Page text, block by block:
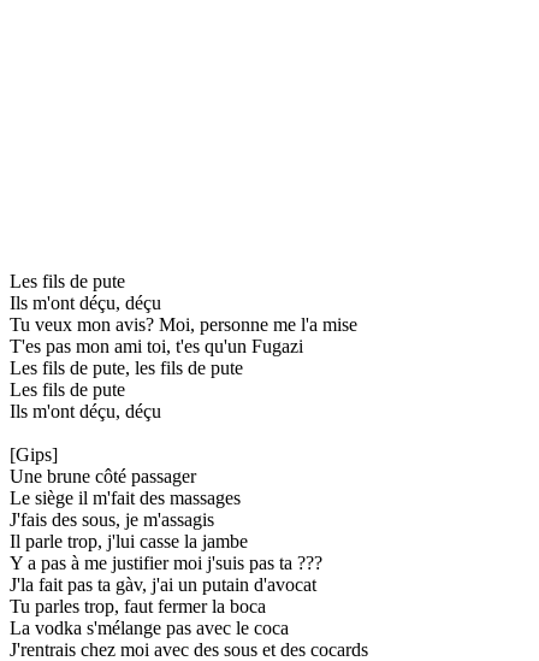
Les fils de pute
Ils m'ont déçu, déçu
Tu veux mon avis? Moi, personne me l'a mise
T'es pas mon ami toi, t'es qu'un Fugazi
Les fils de pute, les fils de pute
Les fils de pute
Ils m'ont déçu, déçu
[Gips]
Une brune côté passager
Le siège il m'fait des massages
J'fais des sous, je m'assagis
Il parle trop, j'lui casse la jambe
Y a pas à me justifier moi j'suis pas ta ???
J'la fait pas ta gàv, j'ai un putain d'avocat
Tu parles trop, faut fermer la boca
La vodka s'mélange pas avec le coca
J'rentrais chez moi avec des sous et des cocards